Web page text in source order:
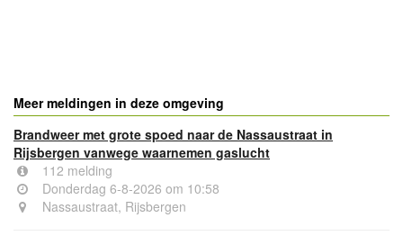
Meer meldingen in deze omgeving
Brandweer met grote spoed naar de Nassaustraat in
Rijsbergen vanwege waarnemen gaslucht
112 melding
Donderdag 6-8-2026 om 10:58
Nassaustraat, Rijsbergen